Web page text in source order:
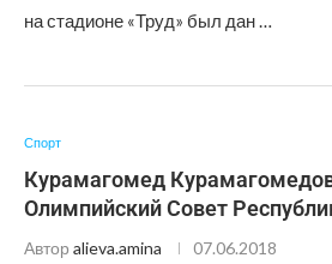
на стадионе «Труд» был дан …
Спорт
Курамагомед
Олимпийский Совет
Автор alieva.amina 07.06.2018